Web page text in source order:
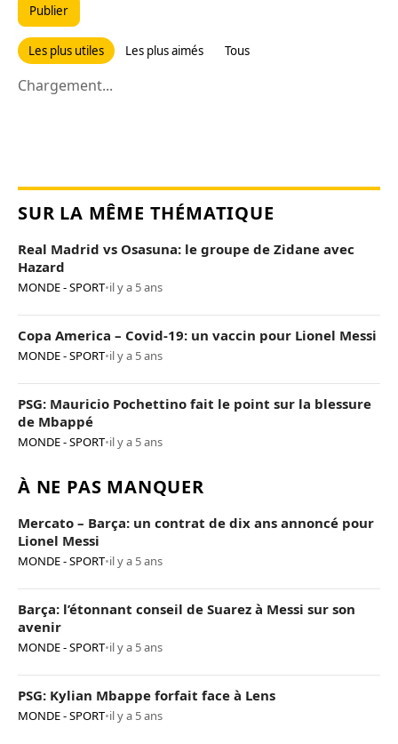
Publier
Les plus utiles Les plus aimés Tous
Chargement...
SUR LA MÊME THÉMATIQUE
Real Madrid vs Osasuna: le groupe de Zidane avec
Hazard
MONDE - SPORT•il y a 5 ans
Copa America – Covid-19: un vaccin pour Lionel Messi
MONDE - SPORT•il y a 5 ans
PSG: Mauricio Pochettino fait le point sur la blessure
de Mbappé
MONDE - SPORT•il y a 5 ans
À NE PAS MANQUER
Mercato – Barça: un contrat de dix ans annoncé pour
Lionel Messi
MONDE - SPORT•il y a 5 ans
Barça: l’étonnant conseil de Suarez à Messi sur son
avenir
MONDE - SPORT•il y a 5 ans
PSG: Kylian Mbappe forfait face à Lens
MONDE - SPORT•il y a 5 ans